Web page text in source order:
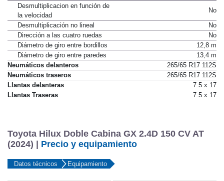
Desmultiplicacion en función de
la velocidad
No
Desmultiplicación no lineal
No
Dirección a las cuatro ruedas
No
Diámetro de giro entre bordillos
12,8 m
Diámetro de giro entre paredes
13,4 m
Neumáticos delanteros
265/65 R17 112S
Neumáticos traseros
265/65 R17 112S
Llantas delanteras
7.5 x 17
Llantas Traseras
7.5 x 17
Toyota Hilux Doble Cabina GX 2.4D 150 CV AT
(2024) | Precio y equipamiento
Datos técnicos Equipamiento